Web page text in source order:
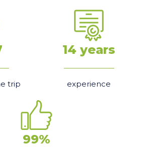
trip
14 years
experience
99%